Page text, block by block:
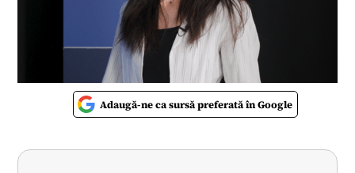
Adaugă-ne ca sursă preferată în Google